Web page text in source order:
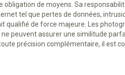
obligation de moyens. Sa
tel que pertes de données,
qualifié de force majeure. Les
peuvent assurer une similitude
précision complémentaire, il est